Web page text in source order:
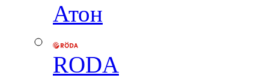
Атон
RODA